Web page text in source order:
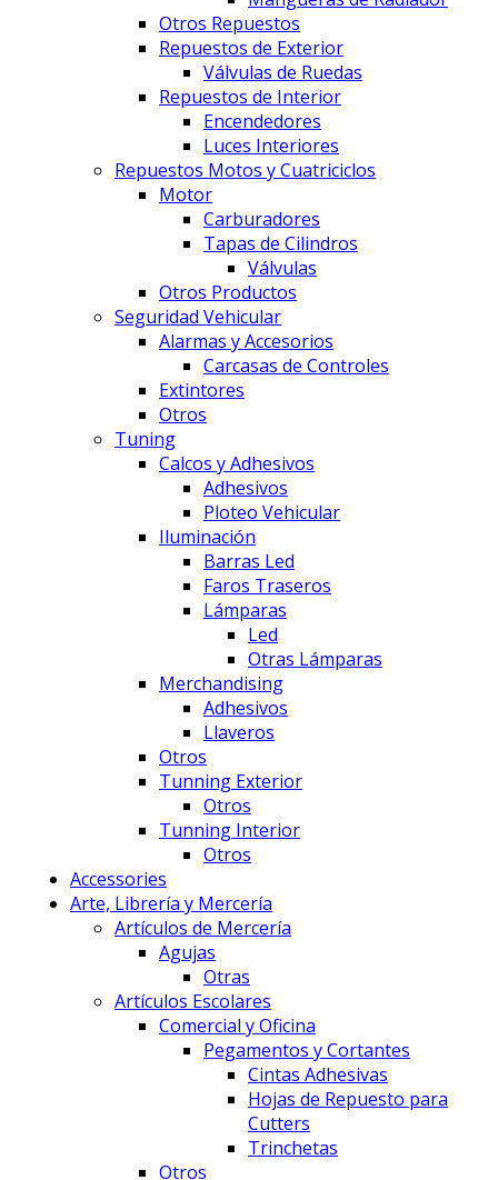
Otros Repuestos
Repuestos de Exterior
Válvulas de Ruedas
Repuestos de Interior
Encendedores
Luces Interiores
Repuestos Motos y Cuatriciclos
Motor
Carburadores
Tapas de Cilindros
Válvulas
Otros Productos
Seguridad Vehicular
Alarmas y Accesorios
Carcasas de Controles
Extintores
Otros
Tuning
Calcos y Adhesivos
Adhesivos
Ploteo Vehicular
Iluminación
Barras Led
Faros Traseros
Lámparas
Led
Otras Lámparas
Merchandising
Adhesivos
Llaveros
Otros
Tunning Exterior
Otros
Tunning Interior
Otros
Accessories
Arte, Librería y Mercería
Artículos de Mercería
Agujas
Otras
Artículos Escolares
Comercial y Oficina
Pegamentos y Cortantes
Cintas Adhesivas
Hojas de Repuesto para
Cutters
Trinchetas
Otros